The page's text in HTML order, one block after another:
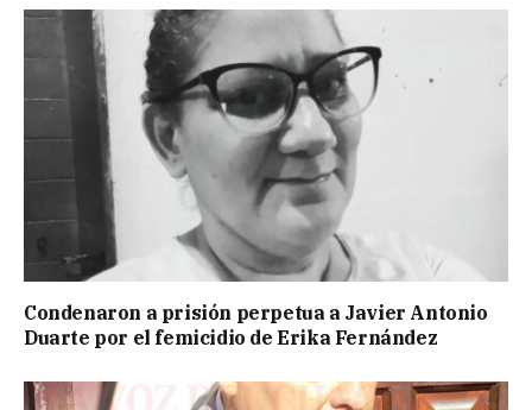
Condenaron a prisión perpetua a Javier Antonio
Duarte por el femicidio de Erika Fernández